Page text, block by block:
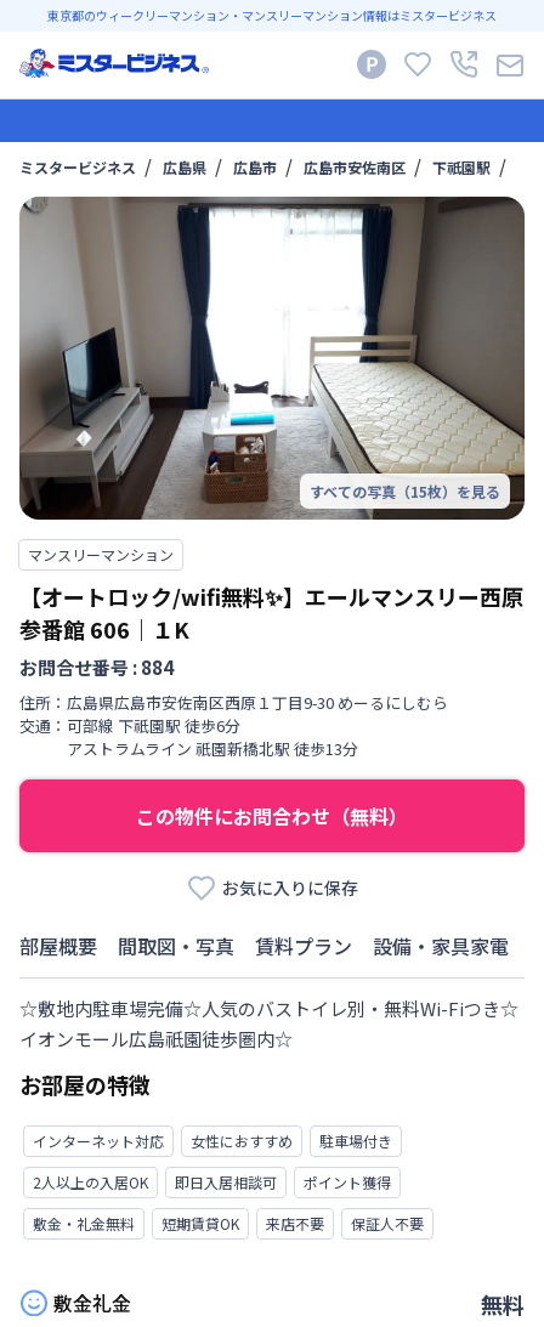
東京都のウィークリーマンション・マンスリーマンション情報はミスタービジネス
ミスタービジネス 広島県 広島市 広島市安佐南区 下祇園駅
すべての写真（15枚）を見る
マンスリーマンション
【オートロック/wifi無料✨】エールマンスリー西原
参番館606 ｜ １K
お問合せ番号 :884
住所： 広島県広島市安佐南区西原 １丁目9-30 めーるにしむら
交通： 可部線 下祇園駅 徒歩6分
アストラムライン 祇園新橋北駅 徒歩13分
この物件にお問合わせ（無料）
お気に入りに保存
部屋概要 間取図・写真 賃料プラン 設備・家具家電
☆敷地内駐車場完備☆人気のバストイレ別・無料Wi-Fiつき☆
イオンモール広島祇園徒歩圏内☆
お部屋の特徴
インターネット対応 女性におすすめ
駐車場付き
2人以上の入居OK
即日入居相談可
ポイント獲得
敷金・礼金無料
短期賃貸OK 来店不要 保証人不要
敷金礼金 無料